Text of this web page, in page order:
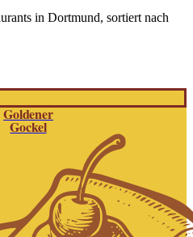
in Dortmund, sortiert nach
Goldener
Gockel